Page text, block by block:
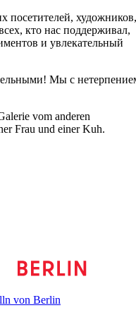
посетителей, художников,
кто нас поддерживал,
и увлекательный
Мы с
von Berlin